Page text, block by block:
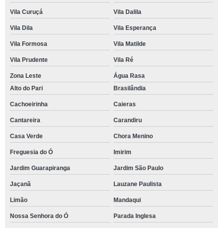
Vila Curuçá Vila Dalila
Vila Dila Vila Esperança
Vila Formosa Vila Matilde
Vila Prudente Vila Ré
Zona Leste
Água Rasa
Alto do Pari
Brasilândia
Cachoeirinha Caieras
Cantareira Carandiru
Casa Verde Chora Menino
Freguesia do Ó Imirim
Jardim Guarapiranga Jardim São Paulo
Jaçanã Lauzane Paulista
Limão Mandaqui
Nossa Senhora do Ó Parada Inglesa